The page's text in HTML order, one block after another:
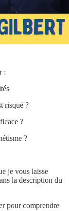
:
risqué ?
?
?
je vous laisse
la description du
pour comprendre